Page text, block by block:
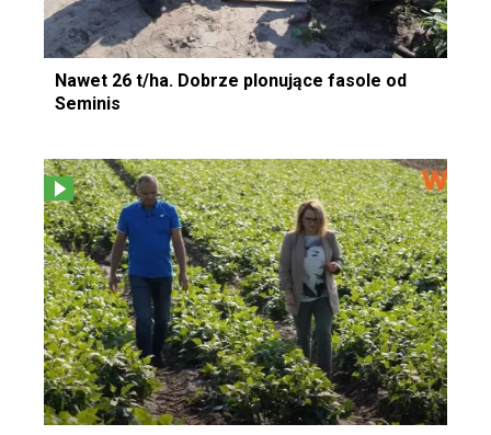
Nawet 26 t/ha. Dobrze plonujące fasole od
Seminis